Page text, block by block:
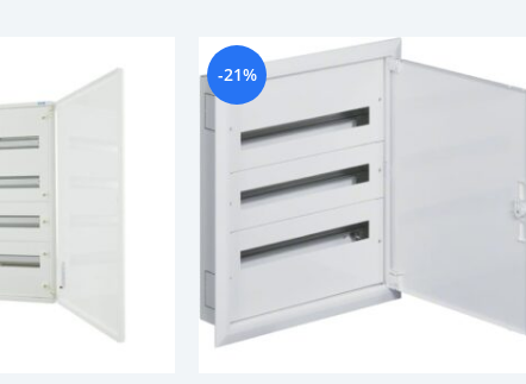
-21%